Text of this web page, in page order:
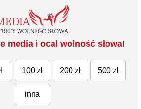
media i ocal wolność słowa!
100 zł 200 zł 500 zł
inna